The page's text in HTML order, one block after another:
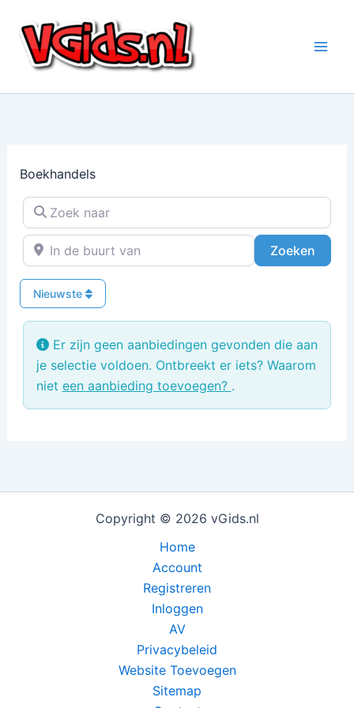
naar
inhoud
Boekhandels
Zoek naar
In de buurt van
Zoeken
Nieuwste
Er zijn geen aanbiedingen gevonden die aan
je selectie voldoen. Ontbreekt er iets? Waarom
niet een aanbieding toevoegen? .
Copyright © 2026 vGids.nl
Home
Account
Registreren
Inloggen
AV
Privacybeleid
Website Toevoegen
Sitemap